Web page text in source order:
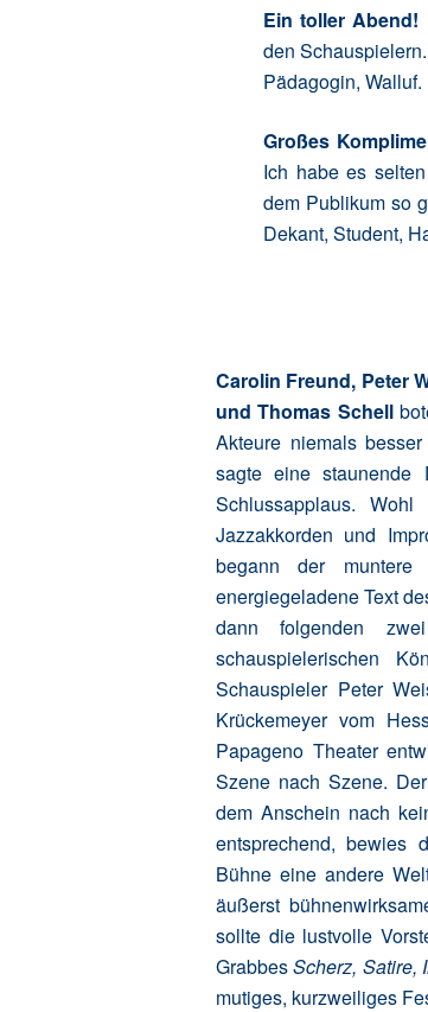
Ein toller Abend!
den
Pädagogin, Walluf.
Großes
Ich habe es
dem Publikum so
Dekant, Student,
Carolin Freund, Peter
und Thomas Schell
Akteure niemals
sagte eine staunende
Schlussapplaus.
Jazzakkorden und
begann der
energiegeladene Text
dann folgenden
schauspielerischen
Schauspieler Peter
Krückemeyer vom
Papageno Theater
Szene nach Szene.
dem Anschein nach
entsprechend, bewies
Bühne eine andere
äußerst
sollte die lustvolle
GrabbesScherz, Satire,
mutiges, kurzweiliges